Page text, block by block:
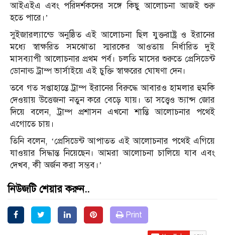
আইএইএ এবং পরিদর্শকদের সঙ্গে কিছু আলোচনা আজই শুরু
হতে পারে।’
সুইজারল্যান্ডে অনুষ্ঠিত এই আলোচনা ছিল যুক্তরাষ্ট্র ও ইরানের
মধ্যে স্বাক্ষরিত সমঝোতা স্মারকের আওতায় নির্ধারিত দুই
মাসব্যাপী আলোচনার প্রথম পর্ব। চলতি মাসের শুরুতে প্রেসিডেন্ট
ডোনাল্ড ট্রাম্প ভার্সাইয়ে এই চুক্তি স্বাক্ষরের ঘোষণা দেন।
তবে গত সপ্তাহান্তে ট্রাম্প ইরানের বিরুদ্ধে আবারও হামলার হুমকি
দেওয়ায় উত্তেজনা নতুন করে বেড়ে যায়। তা সত্ত্বেও ভ্যান্স জোর
দিয়ে বলেন, ট্রাম্প প্রশাসন এখনো শান্তি আলোচনার পথেই
এগোতে চায়।
তিনি বলেন, ‘প্রেসিডেন্ট আপাতত এই আলোচনার পথেই এগিয়ে
যাওয়ার সিদ্ধান্ত নিয়েছেন। আমরা আলোচনা চালিয়ে যাব এবং
দেখব, কী অর্জন করা সম্ভব।’
নিউজটি শেয়ার করুন..
Print